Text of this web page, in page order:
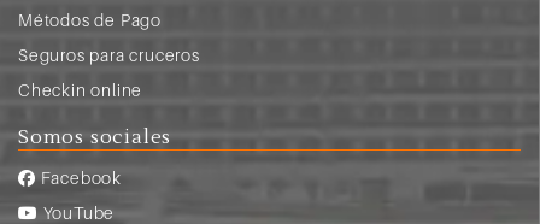
Métodos de Pago
Seguros para cruceros
Checkin online
Somos sociales
Facebook
YouTube